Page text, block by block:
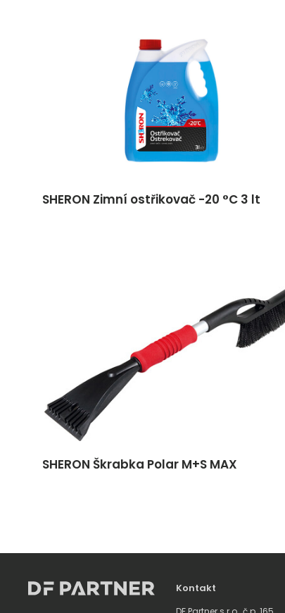
SHERON Zimní ostřikovač -20 °C 3 lt
SHERON Škrabka Polar M+S MAX
Kontakt